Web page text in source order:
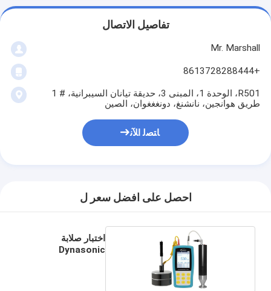
تفاصيل الاتصال
Mr. Marshall
+8613728288444
R501، الوحدة 1، المبنى 3، حديقة تيانان السيبرانية، # 1
طريق هوانجين، نانشنغ، دونغغغوان، الصين
ﺎﺘﺼﻟ ﺍﻶﻧ
احصل على افضل سعر ل
اختبار صلابة
Dynasonic